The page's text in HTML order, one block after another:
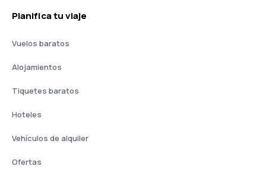
Planifica tu viaje
Vuelos baratos
Alojamientos
Tiquetes baratos
Hoteles
Vehículos de alquiler
Ofertas